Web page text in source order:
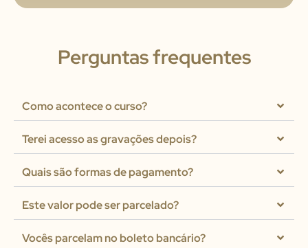
Perguntas frequentes
Como acontece o curso?
Terei acesso as gravações depois?
Quais são formas de pagamento?
Este valor pode ser parcelado?
Vocês parcelam no boleto bancário?